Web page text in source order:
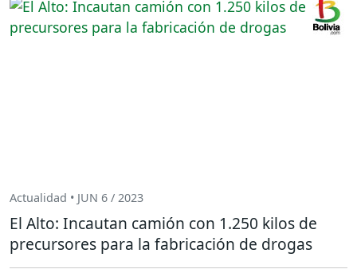
Actualidad • JUN 6 / 2023
El Alto: Incautan camión con 1.250 kilos de
precursores para la fabricación de drogas